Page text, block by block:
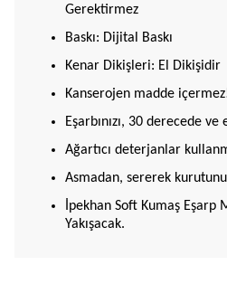
Gerektirmez
Baskı: Dijital Baskı
Kenar Dikişleri: El Dikişidir
Kanserojen madde
Eşarbınızı, 30 derecede ve
Ağartıcı deterjanlar
Asmadan, sererek
İpekhan Soft Kumaş Eşarp
Yakışacak.